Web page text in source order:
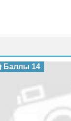
Баллы 14